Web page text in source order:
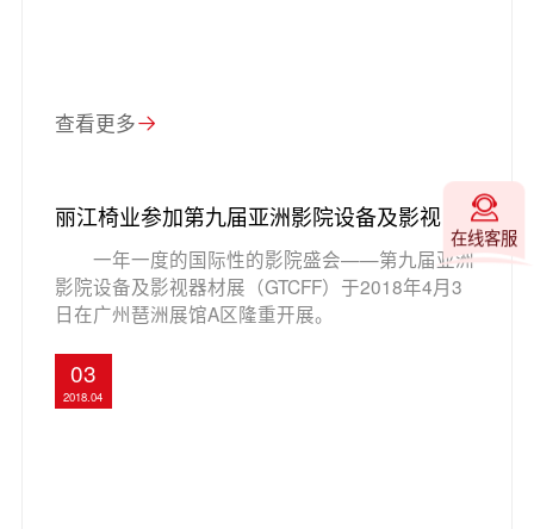
查看更多
丽江椅业参加第九届亚洲影院设备及影视器
一年一度的国际性的影院盛会——第九届亚洲
影院设备及影视器材展（GTCFF）于2018年4月3
日在广州琶洲展馆A区隆重开展。
03
2018.04
在线客服